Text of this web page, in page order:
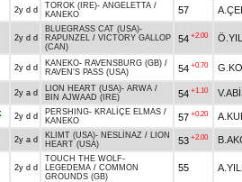
2y d d TOROK (IRE)- ANGELETTA /
KANEKO
57
2y d d
BLUEGRASS CAT (USA)-
RAPUNZEL / VICTORY GALLOP
(CAN)
54 +2.00
2y d d KANEKO- RAVENSBURG (GB) /
RAVEN'S PASS (USA)
54 +0.70
2y a d LION HEART (USA)- ARWA /
BIN AJWAAD (IRE)
54 +1.10
2y d d PERSHING- KRALİÇE ELMAS /
KANEKO
57 +0.20
2y a d KLIMT (USA)- NESLİNAZ / LION
HEART (USA)
53 +2.00
2y d d
TOUCH THE WOLF-
LEGEDEMA / COMMON
GROUNDS (GB)
55